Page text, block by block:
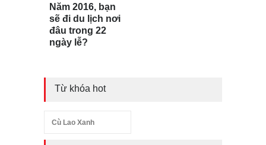
Năm 2016, bạn
sẽ đi du lịch nơi
đâu trong 22
ngày lễ?
Từ khóa hot
Cù Lao Xanh